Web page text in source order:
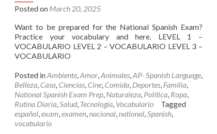
Posted on March 20, 2025
Want to be prepared for the National Spanish Exam?
Practice your vocabulary and here. LEVEL 1 –
VOCABULARIO LEVEL 2 – VOCABULARIO LEVEL 3 –
VOCABULARIO
Posted inAmbiente,Amor,Animales,AP- Spanish Language,
Belleza, Casa, Ciencias, Cine, Comida, Deportes, Familia,
National Spanish Exam Prep, Naturaleza, Política, Ropa,
Rutina Diaria,Salud, Tecnología, Vocabulario
Tagged
español,exam,examen,nacional,national,Spanish,
vocabulario